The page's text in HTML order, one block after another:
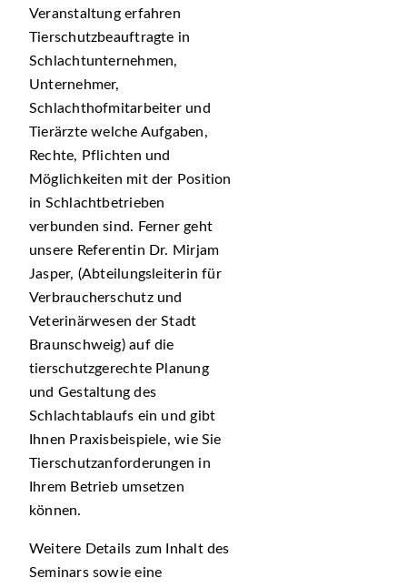
Veranstaltung erfahren
Tierschutzbeauftragte in
Schlachtunternehmen,
Unternehmer,
Schlachthofmitarbeiter und
Tierärzte welche Aufgaben,
Rechte, Pflichten und
Möglichkeiten mit der Position
in Schlachtbetrieben
verbunden sind. Ferner geht
unsere Referentin Dr. Mirjam
Jasper, (Abteilungsleiterin für
Verbraucherschutz und
Veterinärwesen der Stadt
Braunschweig) auf die
tierschutzgerechte Planung
und Gestaltung des
Schlachtablaufs ein und gibt
Ihnen Praxisbeispiele, wie Sie
Tierschutzanforderungen in
Ihrem Betrieb umsetzen
können.
Weitere Details zum Inhalt des
Seminars sowie eine